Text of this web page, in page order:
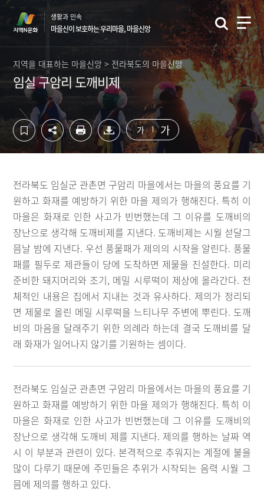
컨
영
바
기
하
역
로
생활과 민속
마을신이 보호하는 우리마을, 마을신앙
지역을 대표하는 마을신앙 > 전라북도의 마을신앙
임실 구암리 도깨비제
가 가
전라북도 임실군 관촌면 구암리 마을에서는 마을의 풍요를 기
원하고 화재를 예방하기 위한 마을 제의가 행해진다. 특히 이
마을은 화재로 인한 사고가 빈번했는데 그 이유를 도깨비의
장난으로 생각해 도깨비제를 지낸다. 도깨비제는 시월 섣달그
믐날 밤에 지낸다. 우선 풍물패가 제의의 시작을 알린다. 풍물
패를 필두로 제관들이 당에 도착하면 제물을 진설한다. 미리
준비한 돼지머리와 조기, 메밀 시루떡이 제상에 올라간다. 전
체적인 내용은 집에서 지내는 것과 유사하다. 제의가 정리되
면 제물로 올린 메밀 시루떡을 느티나무 주변에 뿌린다. 도깨
비의 마음을 달래주기 위한 의례라 하는데 결국 도깨비를 달
래 화재가 일어나지 않기를 기원하는 셈이다.
전라북도 임실군 관촌면 구암리 마을에서는 마을의 풍요를 기
원하고 화재를 예방하기 위한 마을 제의가 행해진다. 특히 이
마을은 화재로 인한 사고가 빈번했는데 그 이유를 도깨비의
장난으로 생각해 도깨비 제를 지낸다. 제의를 행하는 날짜 역
시 이 부분과 관련이 있다. 본격적으로 추워지는 계절에 불을
많이 다루기 때문에 주민들은 추위가 시작되는 음력 시월 그
믐에 제의를 행하고 있다.